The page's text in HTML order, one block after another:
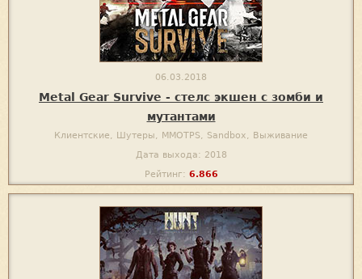
06.03.2018
Metal Gear Survive - стелс экшен с зомби и
мутантами
Клиентские, Шутеры, MMOTPS, Sandbox, Выживание
Дата выхода: 2018
Рейтинг: 6.866